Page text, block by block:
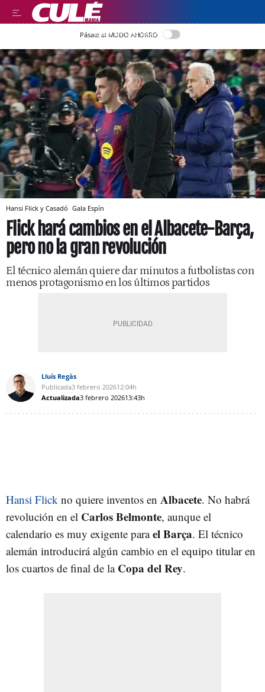
LEER EN CASTELLANO
Pásate al MODO AHORRO
Hansi Flick y Casadó Gala Espín
Flick hará cambios en el Albacete-Barça,
pero no la gran revolución
El técnico alemán quiere dar minutos a futbolistas con
menos protagonismo en los últimos partidos
Lluís Regàs
Publicada3 febrero 202612:04h
Actualizada3 febrero 202613:43h
Hansi Flick no quiere inventos en Albacete. No habrá
revolución en el Carlos Belmonte, aunque el
calendario es muy exigente parael Barça. El técnico
alemán introducirá algún cambio en el equipo titular en
los cuartos de final de la Copa del Rey.